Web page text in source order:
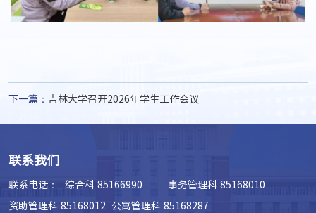
下一篇： 吉林大学召开2026年学生工作会议
联系我们
联系电话：
综合科 85166990 事务管理科 85168010
资助管理科 85168012 公寓管理科 85168287